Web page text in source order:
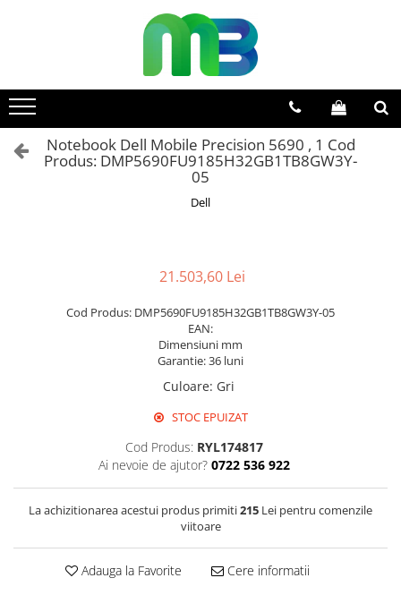
Articole din hartie
Agende si calendare
Hartie color
Registre si cuburi de hartie
Role case de marcat
Stilouri si rollere cu rezerve de
Creioane
Rollere cu cerneala
Creioane mecanice si mine
Notebook Dell Mobile Precision 5690 , 1 Cod
Produs: DMP5690FU9185H32GB1TB8GW3Y-
05
Dell
21.503,60 Lei
Cod Produs: DMP5690FU9185H32GB1TB8GW3Y-05
EAN:
Dimensiuni mm
Garantie: 36 luni
Culoare: Gri
STOC EPUIZAT
Cod Produs: RYL174817
Ai nevoie de ajutor? 0722 536 922
La achizitionarea acestui produs primiti215 Lei pentru comenzile
viitoare
Adauga la Favorite Cere informatii